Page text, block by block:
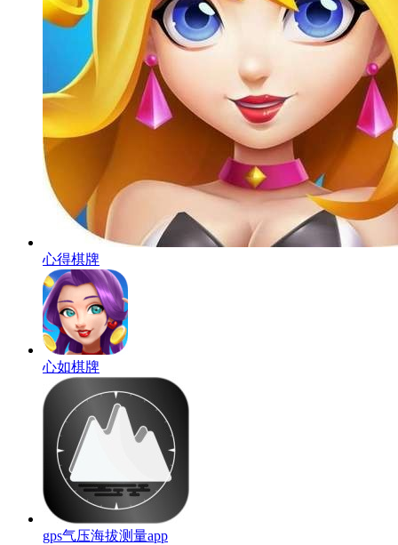
心得棋牌
心如棋牌
gps气压海拔测量app